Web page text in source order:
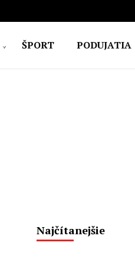
ŠPORT PODUJATIA
Najčítanejšie